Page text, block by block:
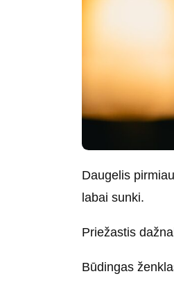
Daugelis
labai sunki.
Priežastis
Būdingas